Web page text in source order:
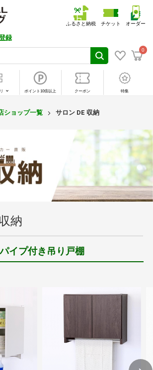
録
0
ふるさと納税 チケット オーダー
ポイント10倍以上 クーポン 特集
ショップ一覧 サロン DE 収納
納
イプ付き吊り戸棚